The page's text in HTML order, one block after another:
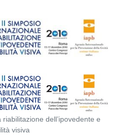
dell’ipovedente e
visiva